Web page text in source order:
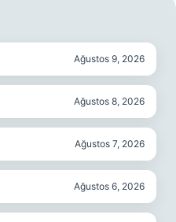
Ağustos 9, 2026
Ağustos 8, 2026
Ağustos 7, 2026
Ağustos 6, 2026